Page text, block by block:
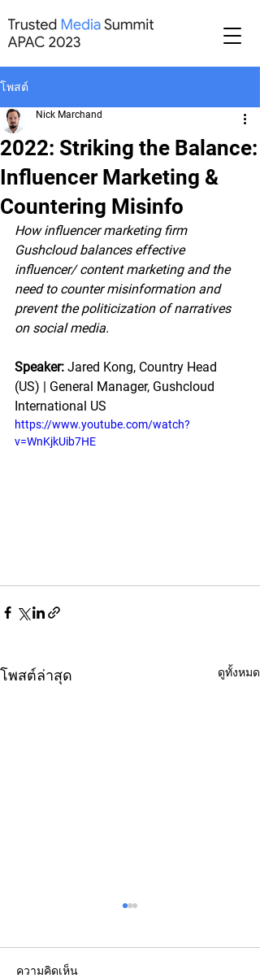
โพสต์
2022: Striking the Balance:
Influencer Marketing &
Countering Misinfo
Nick Marchand
How influencer marketing firm
Gushcloud balances effective
influencer/ content marketing and the
need to counter misinformation and
prevent the politicization of narratives
on social media.
Speaker: Jared Kong, Country Head
(US) | General Manager, Gushcloud
International US
https://www.youtube.com/watch?
v=WnKjkUib7HE
โพสต์ล่าสุด ดูทั้งหมด
ความคิดเห็น